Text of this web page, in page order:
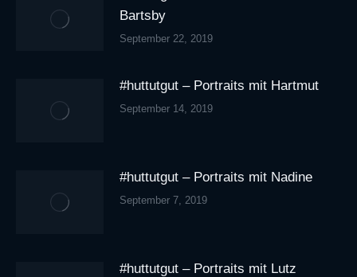
Bartsby
September 22, 2019
#huttutgut – Portraits mit Hartmut
September 14, 2019
#huttutgut – Portraits mit Nadine
September 7, 2019
#huttutgut – Portraits mit Lutz